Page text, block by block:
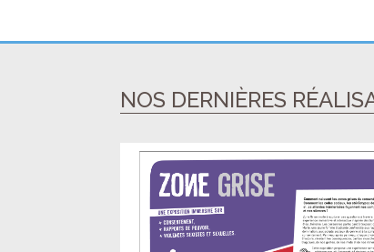
NOS DERNIÈRES